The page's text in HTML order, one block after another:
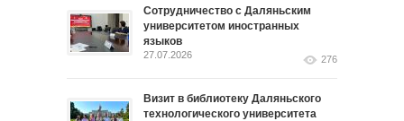
Сотрудничество с Даляньским
университетом иностранных
языков
27.07.2026 276
Визит в библиотеку Даляньского
технологического университета